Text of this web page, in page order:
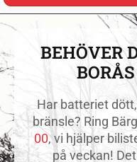
BEHÖVER
Har batteriet
bränsle? Ring
00, vi hjälper
på veckan!